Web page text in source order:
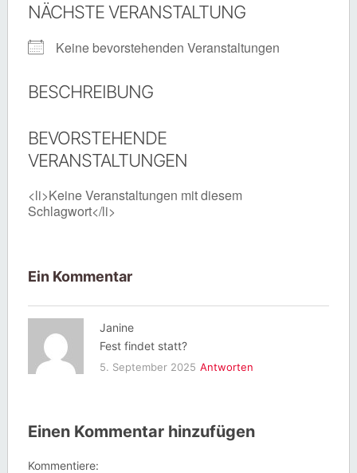
NÄCHSTE VERANSTALTUNG
Keine bevorstehenden Veranstaltungen
BESCHREIBUNG
BEVORSTEHENDE
VERANSTALTUNGEN
<li>Keine Veranstaltungen mit diesem
Schlagwort</li>
Ein Kommentar
Janine
Fest findet statt?
5. September 2025 Antworten
Einen Kommentar hinzufügen
Kommentiere: